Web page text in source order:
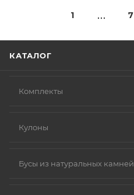
1 7
КАТАЛОГ
Комплекты
Кулоны
Бусы из натуральных камней